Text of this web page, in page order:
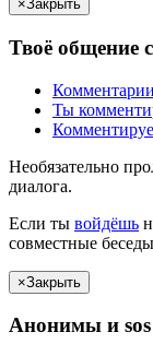
×Закрыть
Твоё общение с
Комментарии
Ты
Необязательно
диалога.
Если ты войдёшь
совместные
×Закрыть
Анонимы и sos